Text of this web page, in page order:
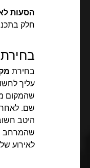
הסעות
חלק
בחירת
עליך
שהמקום
שם. לאחר
היטב
שהמרחב
לאירוע